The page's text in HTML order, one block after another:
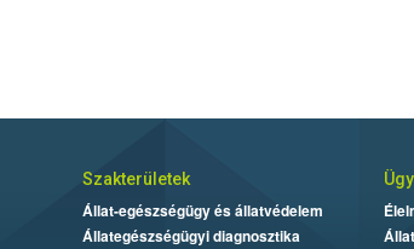
Szakterületek
Állat-egészségügy és állatvédelem
Állategészségügyi diagnosztika
Állat